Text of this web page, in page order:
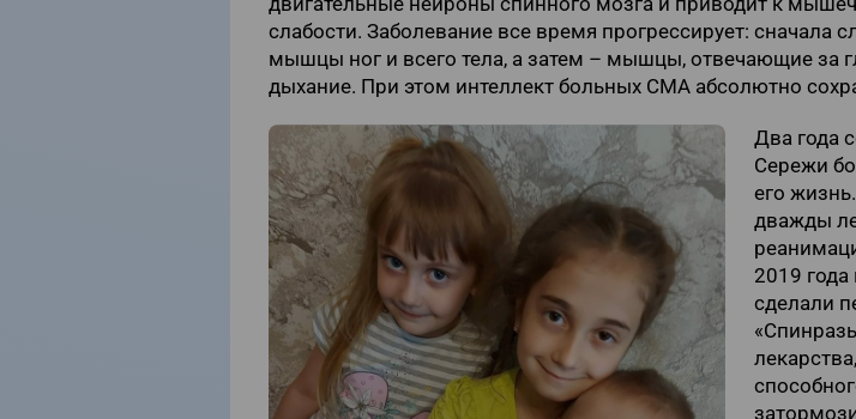
слабости. Заболевание все время прогрессирует: сначала
мышцы ног и всего тела, а затем – мышцы, отвечающие за
дыхание. При этом интеллект больных СМА абсолютно
Два года
Сережи
его
дважды
2019 года
сделали
лекарства,